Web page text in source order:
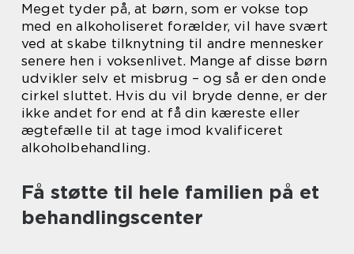
Meget tyder på, at børn, som er vokse top
med en alkoholiseret forælder, vil have svært
ved at skabe tilknytning til andre mennesker
senere hen i voksenlivet. Mange af disse børn
udvikler selv et misbrug – og så er den onde
cirkel sluttet. Hvis du vil bryde denne, er der
ikke andet for end at få din kæreste eller
ægtefælle til at tage imod kvalificeret
alkoholbehandling.
Få støtte til hele familien på et
behandlingscenter